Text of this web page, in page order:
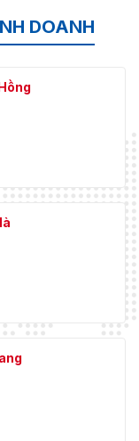
DOANH